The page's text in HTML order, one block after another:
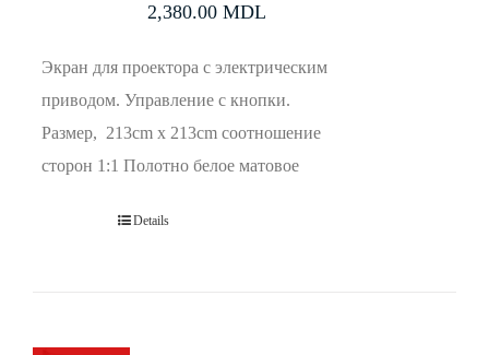
2,380.00 MDL
Экран для проектора с электрическим
приводом. Управление с кнопки.
Размер, 213cm x 213cm соотношение
сторон 1:1 Полотно белое матовое
Details